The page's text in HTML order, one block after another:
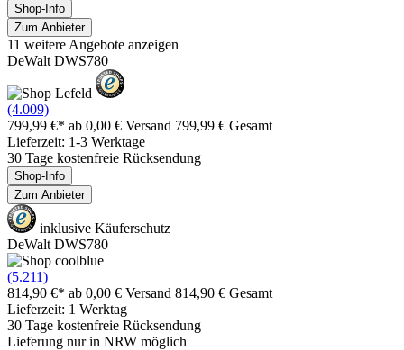
Shop-Info
Zum Anbieter
11 weitere Angebote anzeigen
DeWalt DWS780
(4.009)
799,99 €* ab 0,00 € Versand 799,99 € Gesamt
Lieferzeit: 1-3 Werktage
30 Tage kostenfreie Rücksendung
Shop-Info
Zum Anbieter
inklusive Käuferschutz
DeWalt DWS780
(5.211)
814,90 €* ab 0,00 € Versand 814,90 € Gesamt
Lieferzeit: 1 Werktag
30 Tage kostenfreie Rücksendung
Lieferung nur in NRW möglich